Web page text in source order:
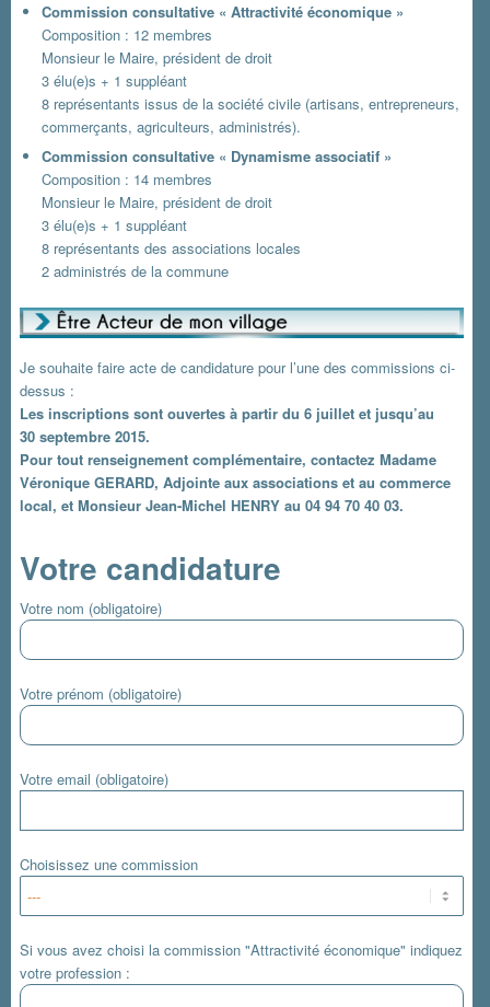
Commission consultative « Attractivité économique »
Composition : 12 membres
Monsieur le Maire, président de droit
3 élu(e)s + 1 suppléant
8 représentants issus de la société civile (artisans, entrepreneurs,
commerçants, agriculteurs, administrés).
Commission consultative « Dynamisme associatif »
Composition : 14 membres
Monsieur le Maire, président de droit
3 élu(e)s + 1 suppléant
8 représentants des associations locales
2 administrés de la commune
Je souhaite faire acte de candidature pour l’une des commissions ci-
dessus :
Les inscriptions sont ouvertes à partir du 6 juillet et jusqu’au
30 septembre 2015.
Pour tout renseignement complémentaire, contactez Madame
Véronique GERARD, Adjointe aux associations et au commerce
local, et Monsieur Jean-Michel HENRY au 04 94 70 40 03.
Votre candidature
Votre nom (obligatoire)
Votre prénom (obligatoire)
Votre email (obligatoire)
Choisissez une commission
Si vous avez choisi la commission "Attractivité économique" indiquez
votre profession :